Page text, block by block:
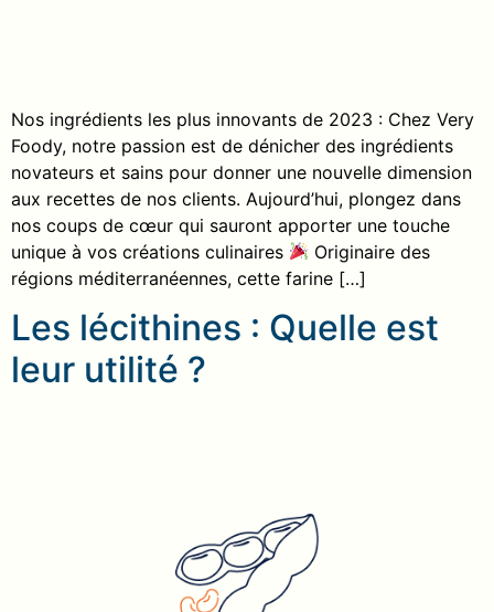
Nos ingrédients les plus innovants de 2023 : Chez Very
Foody, notre passion est de dénicher des ingrédients
novateurs et sains pour donner une nouvelle dimension
aux recettes de nos clients. Aujourd’hui, plongez dans
nos coups de cœur qui sauront apporter une touche
unique à vos créations culinaires
Originaire des
régions méditerranéennes, cette farine […]
Les lécithines : Quelle est
leur utilité ?